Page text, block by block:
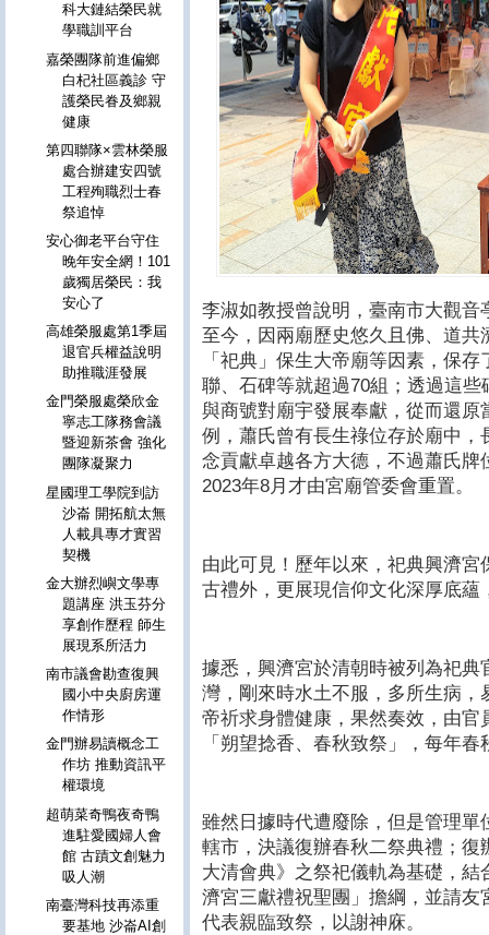
李淑如教授曾說明，臺南市大觀
至今，因兩廟歷史悠久且佛、道
「祀典」保生大帝廟等因素，保
聯、石碑等就超過70組；透過這
與商號對廟宇發展奉獻，從而還
例，蕭氏曾有長生祿位存於廟中
念貢獻卓越各方大德，不過蕭氏
2023年8月才由宮廟管委會重置。
由此可見！歷年以來，祀典興濟
古禮外，更展現信仰文化深厚底蘊
據悉，興濟宮於清朝時被列為祀
灣，剛來時水土不服，多所生病
帝祈求身體健康，果然奏效，由
「朔望捻香、春秋致祭」，每年
雖然日據時代遭廢除，但是管理
轄市，決議復辦春秋二祭典禮；
大清會典》之祭祀儀軌為基礎，
濟宮三獻禮祝聖團」擔綱，並請
代表親臨致祭，以謝神庥。
科大鏈結榮民就
學職訓平台
嘉榮團隊前進偏鄉
白杞社區義診 守
護榮民眷及鄉親
健康
第四聯隊×雲林榮服
處合辦建安四號
工程殉職烈士春
祭追悼
安心御老平台守住
晚年安全網！101
歲獨居榮民：我
安心了
高雄榮服處第1季屆
退官兵權益說明
助推職涯發展
金門榮服處榮欣金
寧志工隊務會議
暨迎新茶會 強化
團隊凝聚力
星國理工學院到訪
沙崙 開拓航太無
人載具專才實習
契機
金大辦烈嶼文學專
題講座 洪玉芬分
享創作歷程 師生
展現系所活力
南市議會勘查復興
國小中央廚房運
作情形
金門辦易讀概念工
作坊 推動資訊平
權環境
超萌菜奇鴨夜奇鴨
進駐愛國婦人會
館 古蹟文創魅力
吸人潮
南臺灣科技再添重
要基地 沙崙AI創